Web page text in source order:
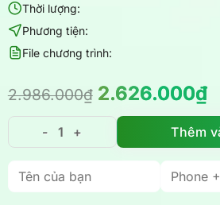
Thời lượng:
Phương tiện:
File chương trình:
2.986.000₫
Giá
gốc
2.986.000₫.
2.626.000₫
Giá
hiện
là:
2.626.000₫.
Tour Cà Mau 2 ngày 1 đêm
Thêm